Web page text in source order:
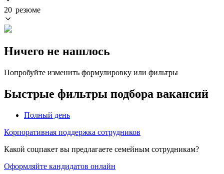
20 резюме
Ничего не нашлось
Попробуйте изменить формулировку или фильтры
Быстрые фильтры подбора вакансий
Полный день
Корпоративная поддержка сотрудников
Какой соцпакет вы предлагаете семейным сотрудникам?
Оформляйте кандидатов онлайн